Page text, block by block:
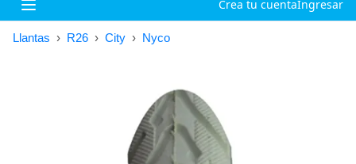
Open main menu Crea tu cuentaIngresar
Llantas › R26 › City › Nyco